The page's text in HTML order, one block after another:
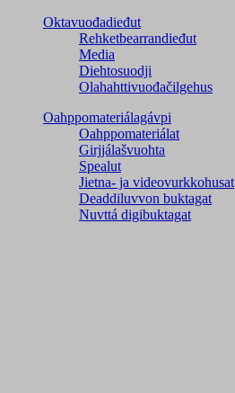
Oktavuođadieđut
Rehketbearrandieđut
Media
Diehtosuodji
Olahahttivuođačilgehus
Oahppomateriálagávpi
Oahppomateriálat
Girjjálašvuohta
Spealut
Jietna- ja videovurkkohusat
Deaddiluvvon buktagat
Nuvttá digibuktagat